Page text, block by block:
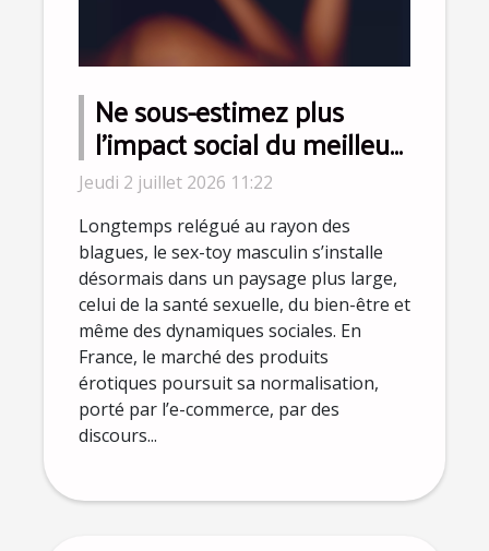
Ne sous-estimez plus
l’impact social du meilleur
sex-toy pour homme
Jeudi 2 juillet 2026 11:22
Longtemps relégué au rayon des
blagues, le sex-toy masculin s’installe
désormais dans un paysage plus large,
celui de la santé sexuelle, du bien-être et
même des dynamiques sociales. En
France, le marché des produits
érotiques poursuit sa normalisation,
porté par l’e-commerce, par des
discours...